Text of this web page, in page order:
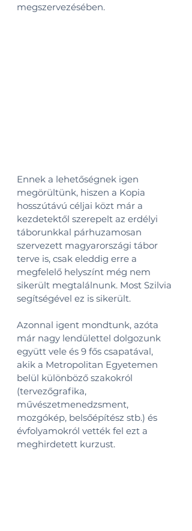
megszervezésében.
Ennek a lehetőségnek igen
megörültünk, hiszen a Kopia
hosszútávú céljai közt már a
kezdetektől szerepelt az erdélyi
táborunkkal párhuzamosan
szervezett magyarországi tábor
terve is, csak eleddig erre a
megfelelő helyszínt még nem
sikerült megtalálnunk. Most Szilvia
segítségével ez is sikerült.
Azonnal igent mondtunk, azóta
már nagy lendülettel dolgozunk
együtt vele és 9 fős csapatával,
akik a Metropolitan Egyetemen
belül különböző szakokról
(tervezőgrafika,
művészetmenedzsment,
mozgókép, belsőépítész stb.) és
évfolyamokról vették fel ezt a
meghirdetett kurzust.